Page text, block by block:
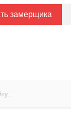
замерщика